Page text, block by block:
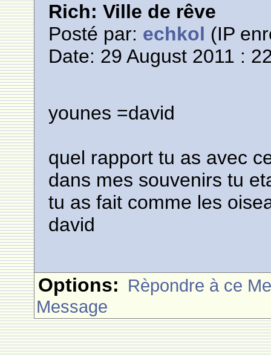
Rich: Ville de rêve
Posté par: echkol (IP
Date: 29 August 2011 :
younes =david
quel rapport tu as avec
dans mes souvenirs tu
tu as fait comme les
david
Options: Rèpondre à ce
Message